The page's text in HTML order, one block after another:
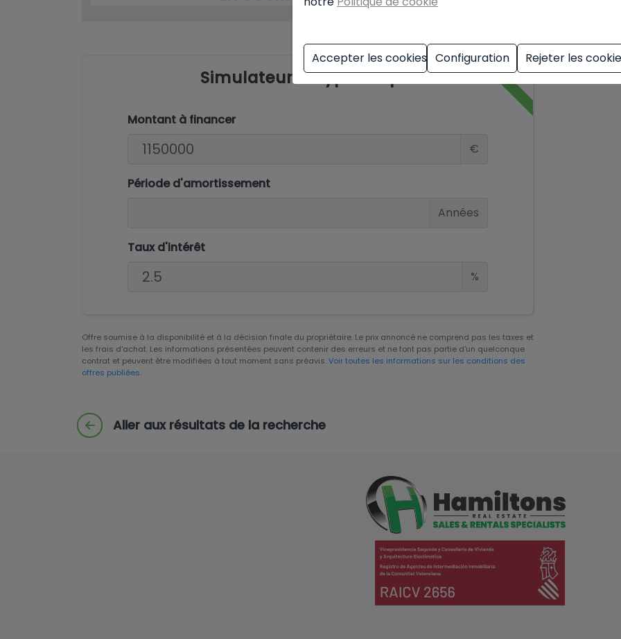
Simulateur d'hypothèque
Montant à financer
€
Période d'amortissement
Années
Taux d'intérêt
%
Offre soumise à la disponibilité et à la décision finale du propriétaire. Le prix annoncé ne comprend pas les taxes et
les frais d'achat. Les informations présentées peuvent contenir des erreurs et ne font pas partie d'un quelconque
contrat et peuvent être modifiées à tout moment sans préavis.Voir toutes les informations sur les conditions des
offres publiées.
Aller aux résultats de la recherche
Accepter les cookies Configuration Rejeter les